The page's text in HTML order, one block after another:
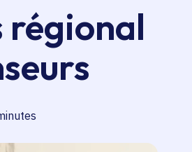
régional
papier
de lecture